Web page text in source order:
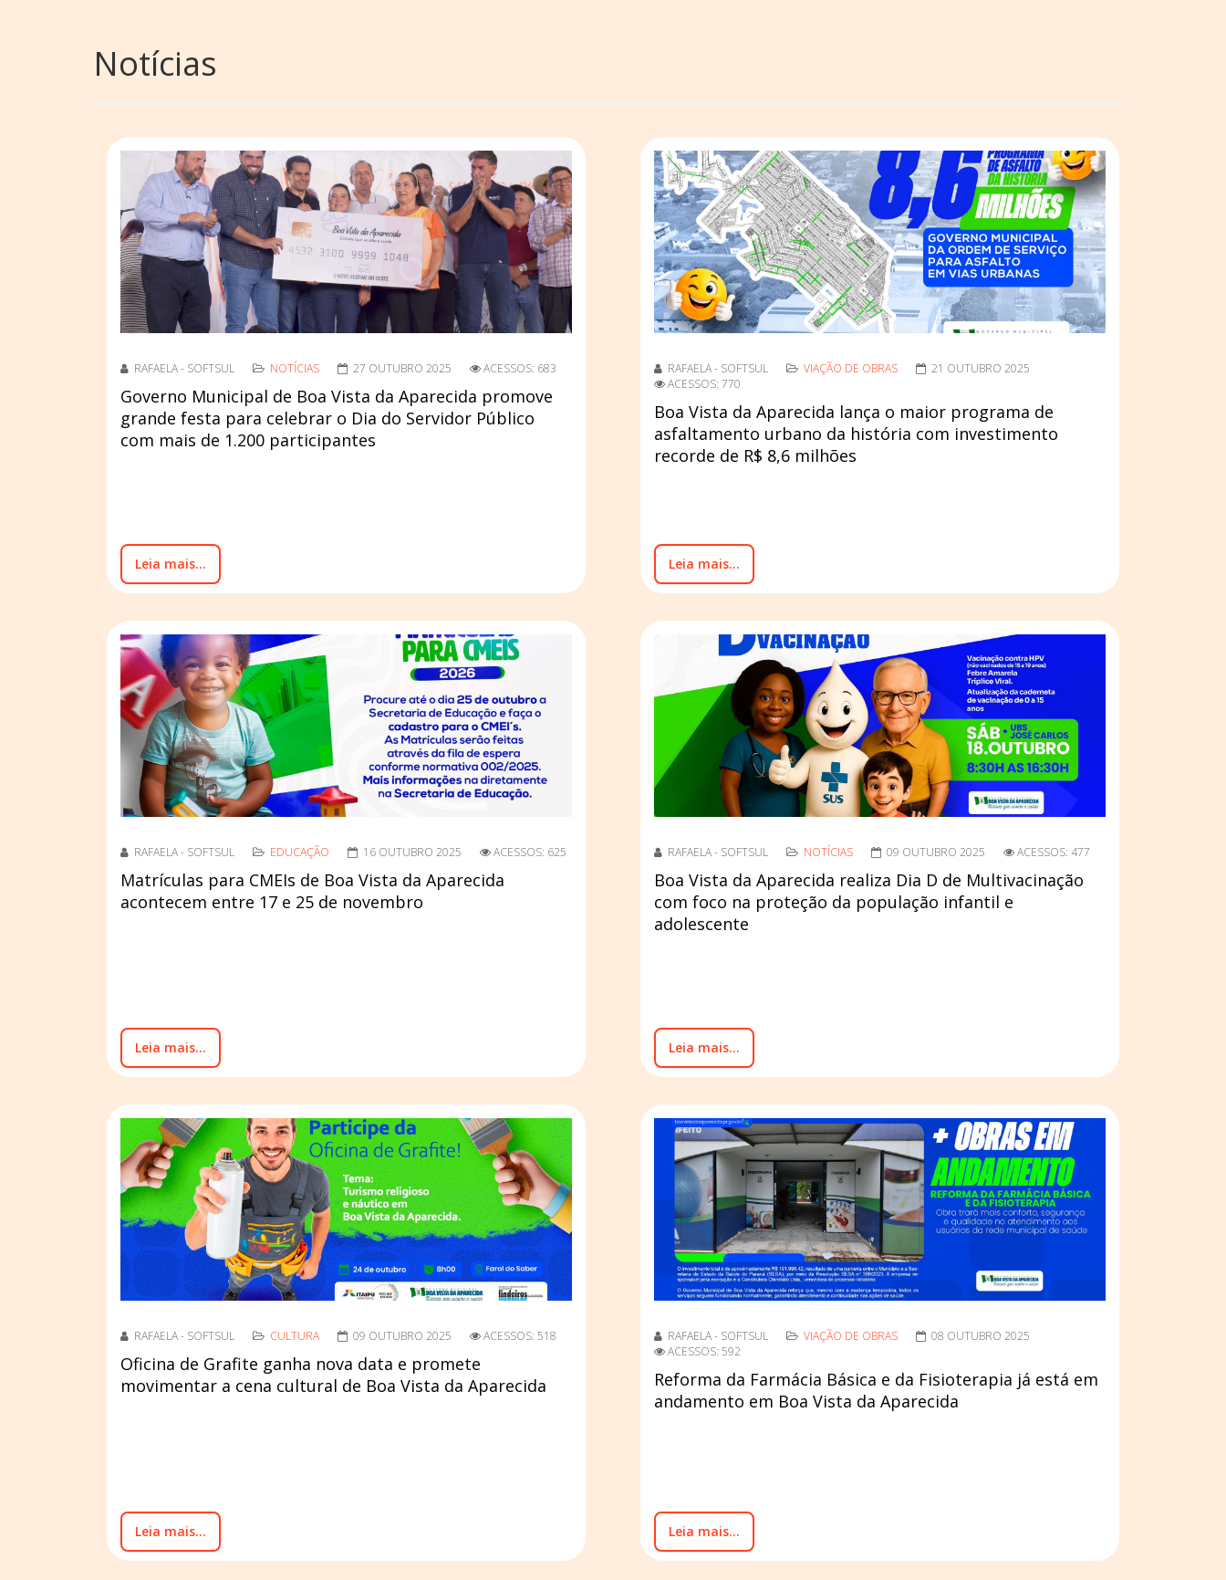
Notícias
RAFAELA - SOFTSUL NOTÍCIAS 27 OUTUBRO 2025 ACESSOS: 683
Governo Municipal de Boa Vista da Aparecida promove
grande festa para celebrar o Dia do Servidor Público
com mais de 1.200 participantes
Leia mais...
RAFAELA - SOFTSUL VIAÇÃO DE OBRAS
21 OUTUBRO 2025
ACESSOS: 770
Boa Vista da Aparecida lança o maior programa de
asfaltamento urbano da história com investimento
recorde de R$ 8,6 milhões
Leia mais...
RAFAELA - SOFTSUL EDUCAÇÃO 16 OUTUBRO 2025 ACESSOS: 625
Matrículas para CMEIs de Boa Vista da Aparecida
acontecem entre 17 e 25 de novembro
Leia mais...
RAFAELA - SOFTSUL NOTÍCIAS 09 OUTUBRO 2025 ACESSOS: 477
Boa Vista da Aparecida realiza Dia D de Multivacinação
com foco na proteção da população infantil e
adolescente
Leia mais...
RAFAELA - SOFTSUL CULTURA 09 OUTUBRO 2025 ACESSOS: 518
Oficina de Grafite ganha nova data e promete
movimentar a cena cultural de Boa Vista da Aparecida
Leia mais...
RAFAELA - SOFTSUL VIAÇÃO DE OBRAS
08 OUTUBRO 2025
ACESSOS: 592
Reforma da Farmácia Básica e da Fisioterapia já está em
andamento em Boa Vista da Aparecida
Leia mais...